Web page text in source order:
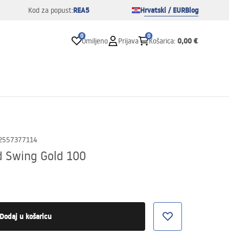
Kod za popust:REA5 Hrvatski / EURBlog
0
Omiljeno Prijava
0
Košarica: 0,00 €
Swing Gold 100
Dodaj u košaricu